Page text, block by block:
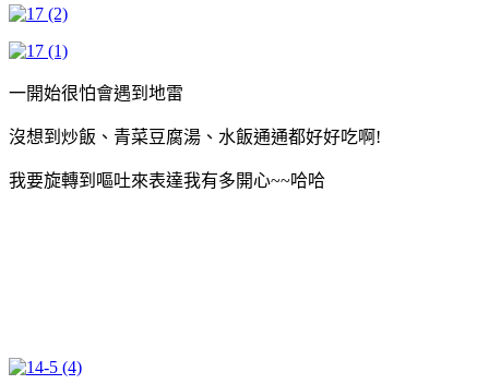
一開始很怕會遇到地雷
沒想到炒飯、青菜豆腐湯、水飯通通都好好吃啊!
我要旋轉到嘔吐來表達我有多開心~~哈哈